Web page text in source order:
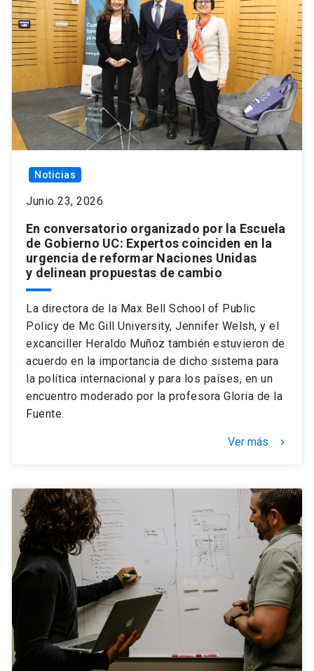
Noticias
Junio 23, 2026
En conversatorio organizado por la Escuela
de Gobierno UC: Expertos coinciden en la
urgencia de reformar Naciones Unidas
y delinean propuestas de cambio
La directora de la Max Bell School of Public
Policy de Mc Gill University, Jennifer Welsh, y el
excanciller Heraldo Muñoz también estuvieron de
acuerdo en la importancia de dicho sistema para
la política internacional y para los países, en un
encuentro moderado por la profesora Gloria de la
Fuente.
Ver más keyboard_arrow_right